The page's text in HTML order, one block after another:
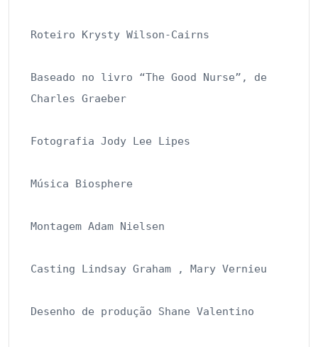
Roteiro Krysty Wilson-Cairns
Baseado no livro “The Good Nurse”, de
Charles Graeber
Fotografia Jody Lee Lipes
Música Biosphere
Montagem Adam Nielsen
Casting Lindsay Graham , Mary Vernieu
Desenho de produção Shane Valentino